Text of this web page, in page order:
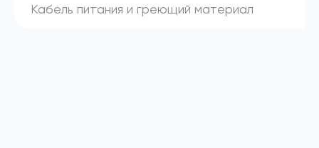
Кабель питания и греющий материал